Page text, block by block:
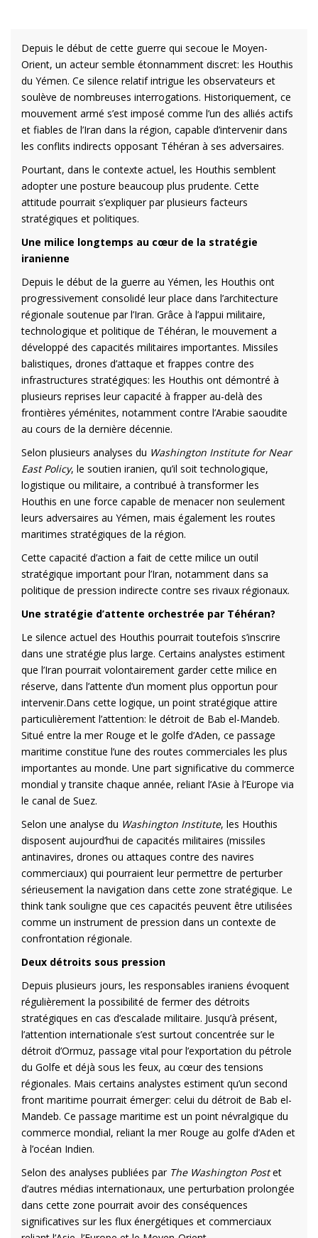
Depuis le début de cette guerre qui secoue le Moyen-
Orient, un acteur semble étonnamment discret: les Houthis
du Yémen. Ce silence relatif intrigue les observateurs et
soulève de nombreuses interrogations. Historiquement, ce
mouvement armé s’est imposé comme l’un des alliés actifs
et fiables de l’Iran dans la région, capable d’intervenir dans
les conflits indirects opposant Téhéran à ses adversaires.
Pourtant, dans le contexte actuel, les Houthis semblent
adopter une posture beaucoup plus prudente. Cette
attitude pourrait s’expliquer par plusieurs facteurs
stratégiques et politiques.
Une milice longtemps au cœur de la stratégie
iranienne
Depuis le début de la guerre au Yémen, les Houthis ont
progressivement consolidé leur place dans l’architecture
régionale soutenue par l’Iran. Grâce à l’appui militaire,
technologique et politique de Téhéran, le mouvement a
développé des capacités militaires importantes. Missiles
balistiques, drones d’attaque et frappes contre des
infrastructures stratégiques: les Houthis ont démontré à
plusieurs reprises leur capacité à frapper au-delà des
frontières yéménites, notamment contre l’Arabie saoudite
au cours de la dernière décennie.
Selon plusieurs analyses du Washington Institute for Near
East Policy, le soutien iranien, qu’il soit technologique,
logistique ou militaire, a contribué à transformer les
Houthis en une force capable de menacer non seulement
leurs adversaires au Yémen, mais également les routes
maritimes stratégiques de la région.
Cette capacité d’action a fait de cette milice un outil
stratégique important pour l’Iran, notamment dans sa
politique de pression indirecte contre ses rivaux régionaux.
Une stratégie d’attente orchestrée par Téhéran?
Le silence actuel des Houthis pourrait toutefois s’inscrire
dans une stratégie plus large. Certains analystes estiment
que l’Iran pourrait volontairement garder cette milice en
réserve, dans l’attente d’un moment plus opportun pour
intervenir.Dans cette logique, un point stratégique attire
particulièrement l’attention: le détroit de Bab el-Mandeb.
Situé entre la mer Rouge et le golfe d’Aden, ce passage
maritime constitue l’une des routes commerciales les plus
importantes au monde. Une part significative du commerce
mondial y transite chaque année, reliant l’Asie à l’Europe via
le canal de Suez.
Selon une analyse du Washington Institute, les Houthis
disposent aujourd’hui de capacités militaires (missiles
antinavires, drones ou attaques contre des navires
commerciaux) qui pourraient leur permettre de perturber
sérieusement la navigation dans cette zone stratégique. Le
think tank souligne que ces capacités peuvent être utilisées
comme un instrument de pression dans un contexte de
confrontation régionale.
Deux détroits sous pression
Depuis plusieurs jours, les responsables iraniens évoquent
régulièrement la possibilité de fermer des détroits
stratégiques en cas d’escalade militaire. Jusqu’à présent,
l’attention internationale s’est surtout concentrée sur le
détroit d’Ormuz, passage vital pour l’exportation du pétrole
du Golfe et déjà sous les feux, au cœur des tensions
régionales. Mais certains analystes estiment qu’un second
front maritime pourrait émerger: celui du détroit de Bab el-
Mandeb. Ce passage maritime est un point névralgique du
commerce mondial, reliant la mer Rouge au golfe d’Aden et
à l’océan Indien.
Selon des analyses publiées par The Washington Postet
d’autres médias internationaux, une perturbation prolongée
dans cette zone pourrait avoir des conséquences
significatives sur les flux énergétiques et commerciaux